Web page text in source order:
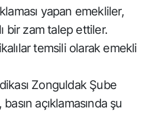
yapan emekliler,
bir zam talep ettiler.
temsili olarak emekli
Zonguldak Şube
açıklamasında şu